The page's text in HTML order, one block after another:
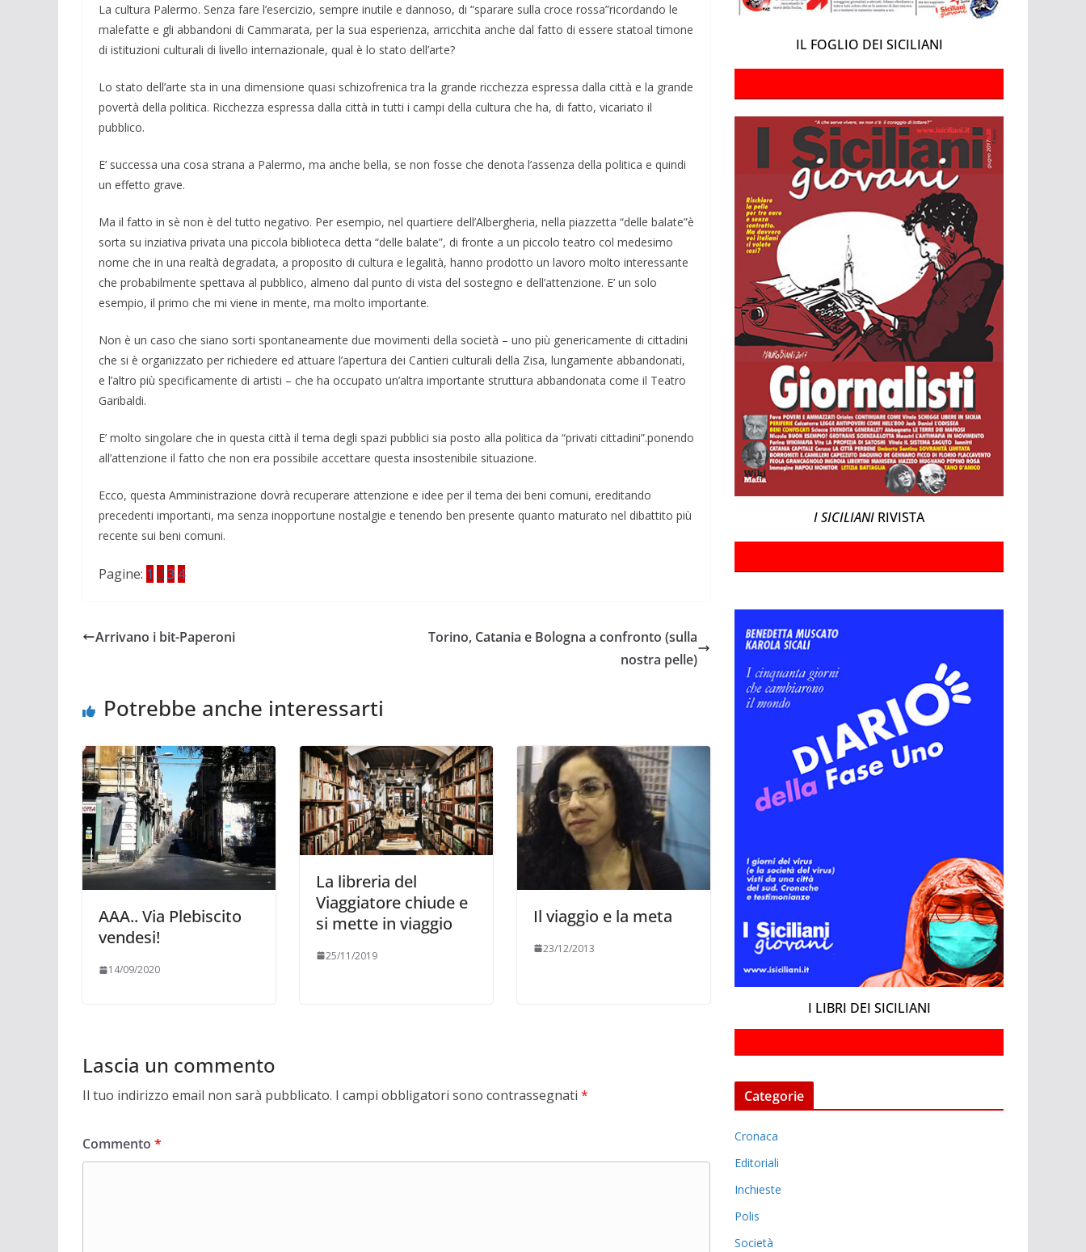
La cultura Palermo. Senza fare l’esercizio, sempre inutile e dannoso, di “sparare sulla croce rossa”ricordando le
malefatte e gli abbandoni di Cammarata, per la sua esperienza, arricchita anche dal fatto di essere statoal timone
di istituzioni culturali di li­vello internazionale, qual è lo stato dell’arte?
Lo stato dell’arte sta in una dimensio­ne quasi schizofrenica tra la grande ric­chezza espressa dalla città e la grande
po­vertà della politica. Ricchezza espressa dalla città in tutti i campi della cultura che ha, di fatto, vicariato il
pubblico.
E’ suc­cessa una cosa strana a Palermo, ma an­che bella, se non fosse che denota l’assen­za della politica e quindi
un effetto gra­ve.
Ma il fatto in sè non è del tutto negati­vo. Per esempio, nel quartiere dell’Alber­gheria, nella piazzetta “delle balate”è
sor­ta su inziativa privata una piccola biblio­teca detta “delle balate”, di fronte a un piccolo teatro col medesimo
nome che in una realtà degradata, a proposito di cultur­a e legalità, hanno prodotto un lavoro molto interessante
che probabilmente spettava al pubblico, almeno dal punto di vista del sostegno e dell’attenzione. E’ un solo
esempio, il primo che mi viene in mente, ma molto importante.
Non è un caso che siano sorti sponta­neamente due movimenti della società – uno più genericamente di cittadini
che si è organizzato per richiedere ed attuare l’apertura dei Cantieri culturali della Zisa, lungamente abbandonati,
e l’altro più spe­cificamente di artisti – che ha occupato un’altra importante struttura abbandonata come il Teatro
Garibaldi.
E’ molto singo­lare che in questa città il tema degli spazi pubblici sia posto alla politica da “privati cittadini”.ponendo
all’attenzione il fatto che non era possibile accettare questa in­sostenibile situazione.
Ecco, questa Am­ministrazione dovrà re­cuperare attenzione e idee per il tema dei beni comuni, eredi­tando
precedenti im­portanti, ma senza inopportune nostalgie e tenendo ben pre­sente quanto maturato nel dibattito più
re­cente sui beni comuni.
Pagine: 1 2 3 4
Arrivano i bit-Paperoni
Torino, Catania e Bologna a confronto (sulla
nostra pelle)
Potrebbe anche interessarti
AAA.. Via Plebiscito
vendesi!
14/09/2020
La libreria del
Viaggiatore chiude e
si mette in viaggio
25/11/2019
Il viaggio e la meta
23/12/2013
Lascia un commento
Il tuo indirizzo email non sarà pubblicato. I campi obbligatori sono contrassegnati *
Commento *
IL FOGLIO DEI SICILIANI
I SICILIANI RIVISTA
I LIBRI DEI SICILIANI
Categorie
Cronaca
Editoriali
Inchieste
Polis
Società